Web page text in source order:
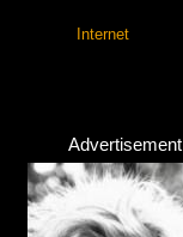
Internet
Advertisement